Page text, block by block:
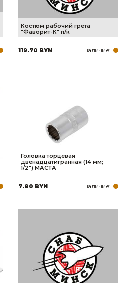
Костюм рабочий грета
"Фаворит-К" п/к
119.70 BYN наличие:
Головка торцевая
двенадцатигранная (14 мм;
1/2") МАСТА
7.80 BYN наличие: